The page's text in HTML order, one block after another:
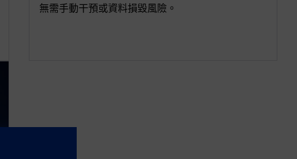
無需手動干預或資料損毀風險。